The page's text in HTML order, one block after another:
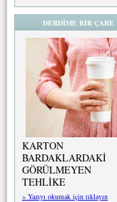
DERDİME BİR ÇARE
KARTON
BARDAKLARDAKİ
GÖRÜLMEYEN
TEHLİKE
» Yazıyı okumak için tıklayın